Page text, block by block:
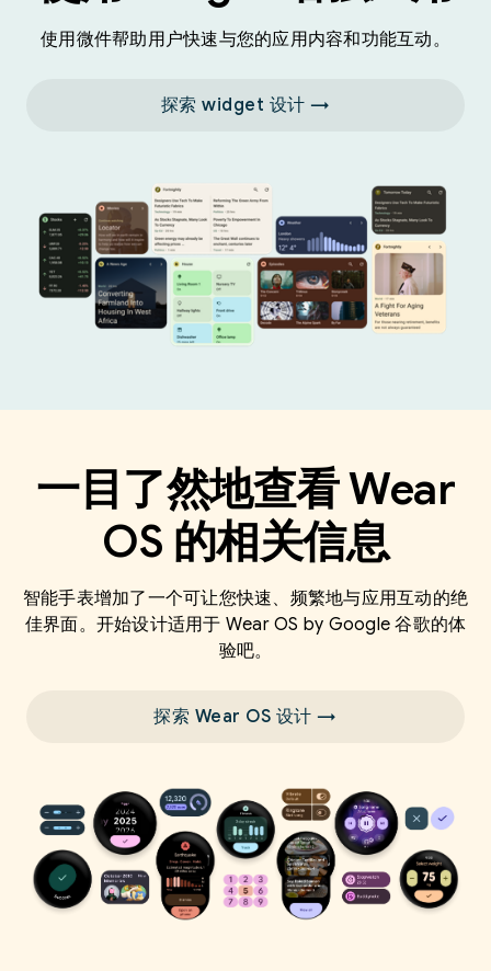
使用微件帮助用户快速与您的应用内容和功能互动。
探索 widget 设计 →
一目了然地查看 Wear
OS 的相关信息
智能手表增加了一个可让您快速、频繁地与应用互动的绝
佳界面。开始设计适用于 Wear OS by Google 谷歌的体
验吧。
探索 Wear OS 设计 →